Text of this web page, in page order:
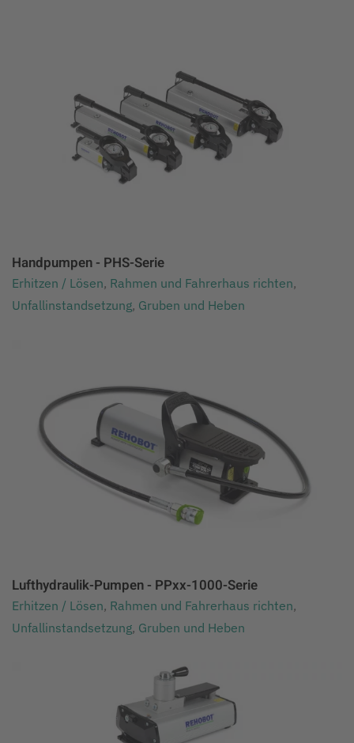
Handpumpen - PHS-Serie
Erhitzen / Lösen, Rahmen und Fahrerhaus richten,
Unfallinstandsetzung, Gruben und Heben
Lufthydraulik-Pumpen - PPxx-1000-Serie
Erhitzen / Lösen, Rahmen und Fahrerhaus richten,
Unfallinstandsetzung, Gruben und Heben